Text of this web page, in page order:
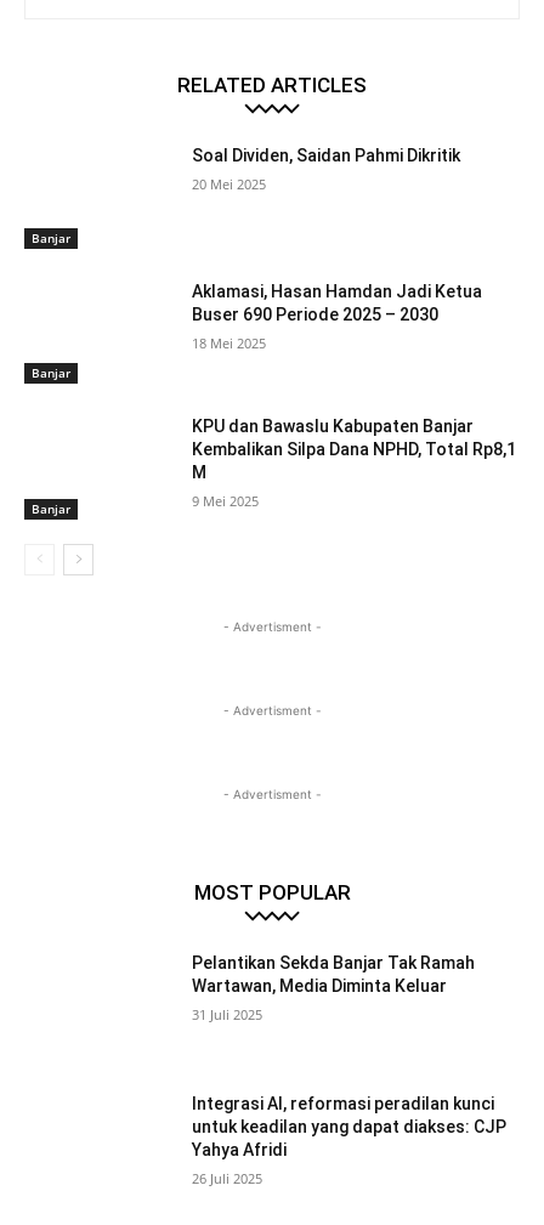
RELATED ARTICLES
Banjar
Soal Dividen, Saidan Pahmi Dikritik
20 Mei 2025
Banjar
Aklamasi, Hasan Hamdan Jadi Ketua
Buser 690 Periode 2025 – 2030
18 Mei 2025
Banjar
KPU dan Bawaslu Kabupaten Banjar
Kembalikan Silpa Dana NPHD, Total Rp8,1
M
9 Mei 2025
- Advertisment -
- Advertisment -
- Advertisment -
MOST POPULAR
Pelantikan Sekda Banjar Tak Ramah
Wartawan, Media Diminta Keluar
31 Juli 2025
Integrasi AI, reformasi peradilan kunci
untuk keadilan yang dapat diakses: CJP
Yahya Afridi
26 Juli 2025